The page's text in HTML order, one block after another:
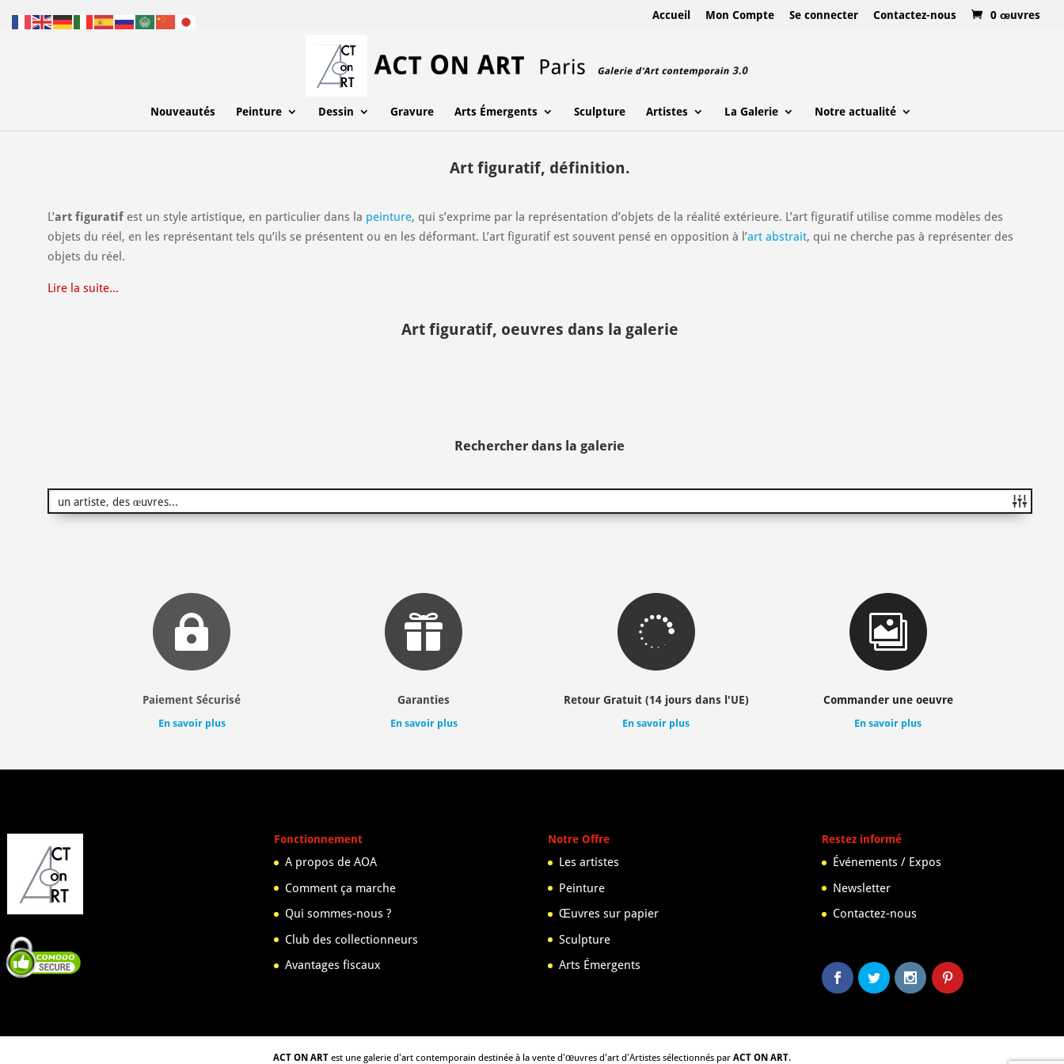
Accueil Mon Compte Se connecter Contactez-nous 0 œuvres
Nouveautés Peinture Dessin Gravure Arts Émergents Sculpture Artistes La Galerie Notre actualité
Art figuratif, définition.
L’art figuratifest un style artistique, en particulier dans la peinture, qui s’exprime par la représentation d’objets de la réalité extérieure. L’art figuratif utilise comme modèles des
objets du réel, en les représentant tels qu’ils se présentent ou en les déformant. L’art figuratif est souvent pensé en opposition à l’art abstrait, qui ne cherche pas à représenter des
objets du réel.
Lire la suite...
Art figuratif, oeuvres dans la galerie
Rechercher dans la galerie

Paiement Sécurisé
En savoir plus

Garanties
En savoir plus

Retour Gratuit (14 jours dans l'UE)
En savoir plus

Commander une oeuvre
En savoir plus
Fonctionnement
A propos de AOA
Comment ça marche
Qui sommes-nous ?
Club des collectionneurs
Avantages fiscaux
Notre Offre
Les artistes
Peinture
Œuvres sur papier
Sculpture
Arts Émergents
Restez informé
Événements / Expos
Newsletter
Contactez-nous
ACT ON ART est une galerie d'art contemporain destinée à la vente d'œuvres d'art d'Artistes sélectionnés par ACT ON ART.